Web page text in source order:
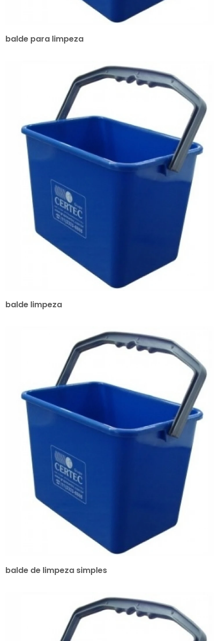
balde para limpeza
balde limpeza
balde de limpeza simples